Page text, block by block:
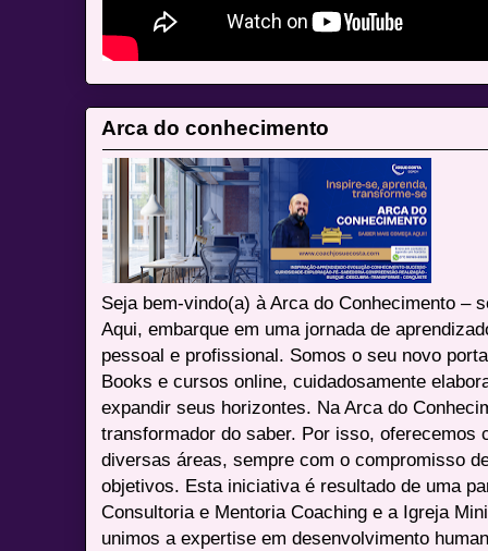
Arca do conhecimento
Seja bem-vindo(a) à Arca do Conhecimento –
Aqui, embarque em uma jornada de
pessoal e profissional. Somos o seu novo
Books e cursos online, cuidadosamente
expandir seus horizontes. Na Arca do
transformador do saber. Por isso, oferecemos
diversas áreas, sempre com o compromisso
objetivos. Esta iniciativa é resultado de uma
Consultoria e Mentoria Coaching e a Igreja
unimos a expertise em desenvolvimento